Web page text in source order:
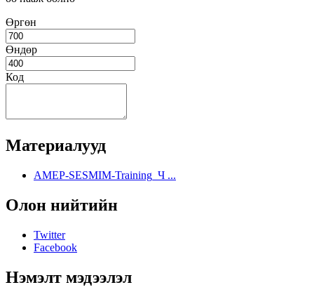
Өргөн
Өндөр
Код
Материалууд
AMEP-SESMIM-Training_Ч ...
Олон нийтийн
Twitter
Facebook
Нэмэлт мэдээлэл